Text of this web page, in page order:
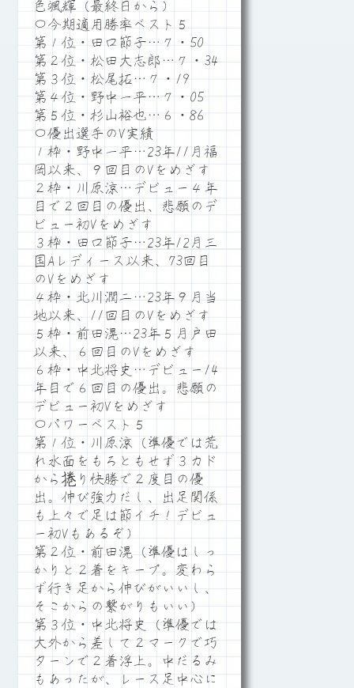
色颯輝（最終日から）
〇今期適用勝率ベスト５
第１位・田口節子…７・50
第２位・松田大志郎…７・34
第３位・松尾拓…７・19
第４位・野中一平…７・05
第５位・杉山裕也…６・86
〇優出選手のV実績
１枠・野中一平…23年11月福
岡以来、９回目のVをめざす
２枠・川原涼…デビュー４年
目で２回目の優出、悲願のデ
ビュー初Vをめざす
３枠・田口節子…23年12月三
国Aレディース以来、73回目
のVをめざす
４枠・北川潤二…23年９月当
地以来、11回目のVをめざす
５枠・前田滉…23年５月戸田
以来、６回目のVをめざす
６枠・中北将史…デビュー14
年目で６回目の優出。悲願の
デビュー初Vをめざす
〇パワーベスト５
第１位・川原涼（準優では荒
れ水面をもろともせず３カド
から捲り快勝で２度目の優
出。伸び強力だし、出足関係
も上々で足は節イチ！デビュ
ー初Vもあるぞ）
第２位・前田滉（準優はしっ
かりと２着をキープ。変わら
ず行き足から伸びがいいし、
そこからの繋がりもいい）
第３位・中北将史（準優では
大外から差して２マークで巧
ターンで２着浮上。中だるみ
もあったが、レース足中心に